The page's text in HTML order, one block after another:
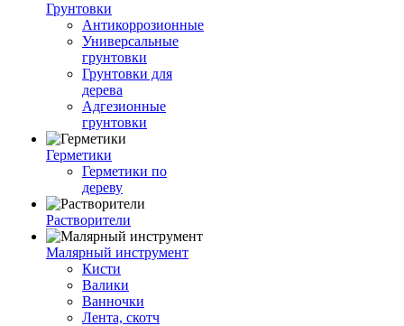
Грунтовки
Антикоррозионные
Универсальные
грунтовки
Грунтовки для
дерева
Адгезионные
грунтовки
Герметики
Герметики по
дереву
Растворители
Малярный инструмент
Кисти
Валики
Ванночки
Лента, скотч